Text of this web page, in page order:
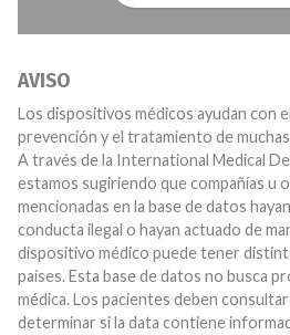
AVISO
Los dispositivos médicos ayudan con
prevención y el tratamiento de
A través de la International Medical
estamos sugiriendo que compañías u
mencionadas en la base de datos
conducta ilegal o hayan actuado de
dispositivo médico puede tener
países. Esta base de datos no busca
médica. Los pacientes deben
determinar si la data contiene